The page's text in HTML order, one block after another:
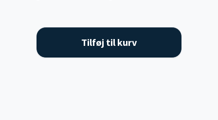
Tilføj til kurv